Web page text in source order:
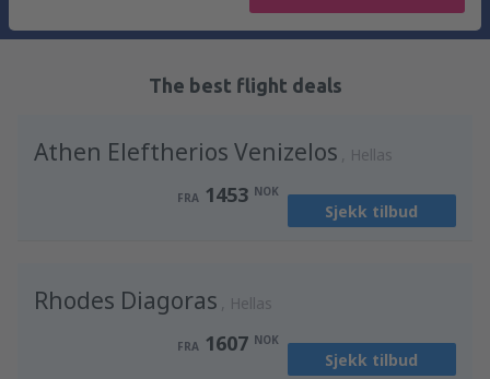
The best flight deals
Athen Eleftherios Venizelos Hellas
FRA 1453 NOK
Sjekk tilbud
Rhodes Diagoras Hellas
FRA 1607 NOK
Sjekk tilbud